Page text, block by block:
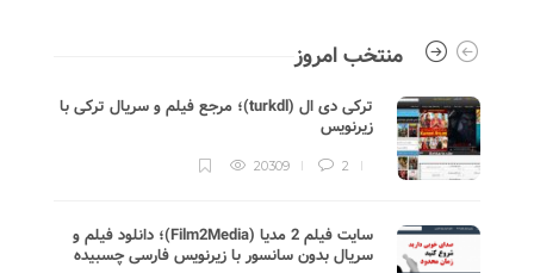
منتخب امروز
ترکی دی ال (turkdl)؛ مرجع فیلم و سریال ترکی با
زیرنویس
2
20309
سایت فیلم 2 مدیا (Film2Media)؛ دانلود فیلم و
سریال بدون سانسور با زیرنویس فارسی چسبیده